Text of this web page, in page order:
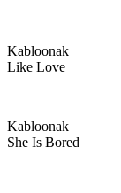
Kabloonak
Like Love
Kabloonak
She Is Bored